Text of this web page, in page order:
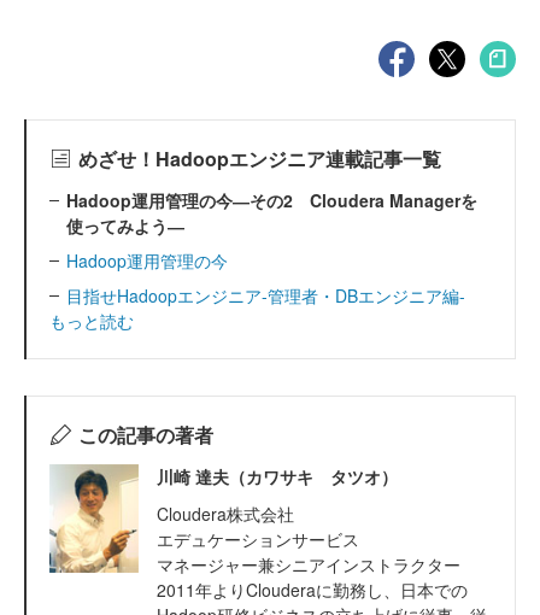
めざせ！Hadoopエンジニア連載記事一覧
Hadoop運用管理の今―その2 Cloudera Managerを
使ってみよう―
Hadoop運用管理の今
目指せHadoopエンジニア-管理者・DBエンジニア編-
もっと読む
この記事の著者
川崎 達夫（カワサキ タツオ）
Cloudera株式会社
エデュケーションサービス
マネージャー兼シニアインストラクター
2011年よりClouderaに勤務し、日本での